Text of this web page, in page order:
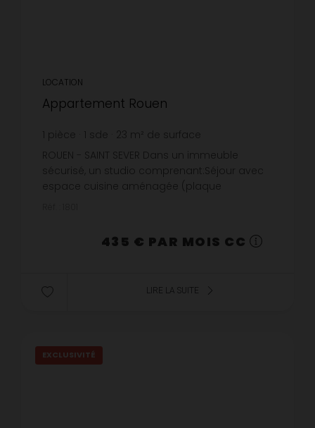
LOCATION
Appartement Rouen
1 pièce 1 sde 23 m² de surface
18,91 € prix / m²
ROUEN - SAINT SEVER Dans un immeuble
sécurisé, un studio comprenant:Séjour avec
espace cuisine aménagée (plaque
435 € PAR MOIS CC
LIRE LA SUITE
EXCLUSIVITÉ